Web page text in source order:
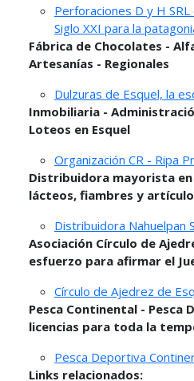
Perforaciones D y H
Siglo XXI para la
Fábrica de Chocolates -
Artesanías - Regionales
Dulzuras de Esquel, la
Inmobiliaria -
Loteos en Esquel
Organización CR - Ripa
Distribuidora mayorista
lácteos, fiambres y
Distribuidora Nahuelpan
Asociación Círculo de
esfuerzo para afirmar el
Círculo de Ajedrez de
Pesca Continental - Pesca
licencias para toda la
Pesca Deportiva
Links relacionados: